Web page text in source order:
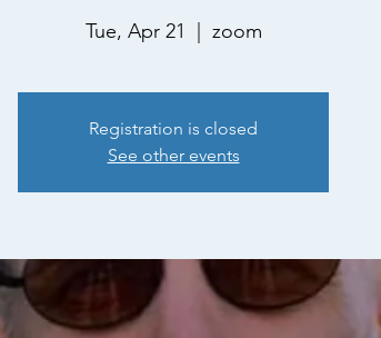
Tue, Apr 21
  |
zoom
Registration is closed
See other events